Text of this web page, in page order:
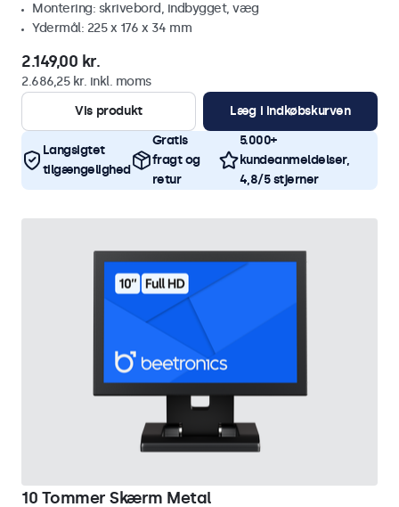
Montering: skrivebord, indbygget, væg
Ydermål: 225 x 176 x 34 mm
2.149,00 kr.
2.686,25 kr. inkl. moms
Vis produkt
Læg i indkøbskurven
Langsigtet
tilgængelighed
Gratis
fragt og
retur
5.000+
kundeanmeldelser,
4,8/5 stjerner
10 Tommer Skærm Metal